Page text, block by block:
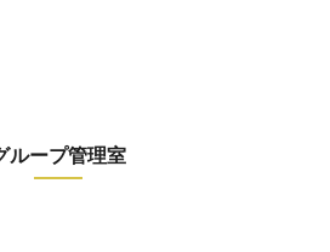
ループ管理室